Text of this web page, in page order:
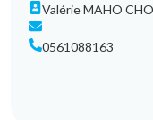
Valérie MAHO
0561088163